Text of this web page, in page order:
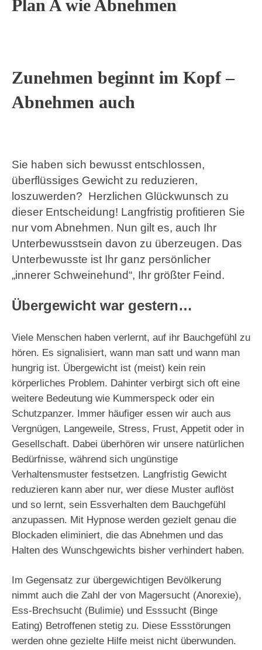
Plan A wie Abnehmen
Zunehmen beginnt im Kopf –
Abnehmen auch
Sie haben sich bewusst entschlossen,
überflüssiges Gewicht zu reduzieren,
loszuwerden? Herzlichen Glückwunsch zu
dieser Entscheidung! Langfristig profitieren Sie
nur vom Abnehmen. Nun gilt es, auch Ihr
Unterbewusstsein davon zu überzeugen. Das
Unterbewusste ist Ihr ganz persönlicher
„innerer Schweinehund“, Ihr größter Feind.
Übergewicht war gestern…
Viele Menschen haben verlernt, auf ihr Bauchgefühl zu
hören. Es signalisiert, wann man satt und wann man
hungrig ist. Übergewicht ist (meist) kein rein
körperliches Problem. Dahinter verbirgt sich oft eine
weitere Bedeutung wie Kummerspeck oder ein
Schutzpanzer. Immer häufiger essen wir auch aus
Vergnügen, Langeweile, Stress, Frust, Appetit oder in
Gesellschaft. Dabei überhören wir unsere natürlichen
Bedürfnisse, während sich ungünstige
Verhaltensmuster festsetzen. Langfristig Gewicht
reduzieren kann aber nur, wer diese Muster auflöst
und so lernt, sein Essverhalten dem Bauchgefühl
anzupassen. Mit Hypnose werden gezielt genau die
Blockaden eliminiert, die das Abnehmen und das
Halten des Wunschgewichts bisher verhindert haben.
Im Gegensatz zur übergewichtigen Bevölkerung
nimmt auch die Zahl der von Magersucht (Anorexie),
Ess-Brechsucht (Bulimie) und Esssucht (Binge
Eating) Betroffenen stetig zu. Diese Essstörungen
werden ohne gezielte Hilfe meist nicht überwunden.